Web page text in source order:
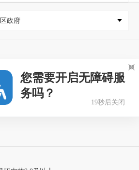
政府
您需要开启无障碍服
务吗？
19秒后关闭
